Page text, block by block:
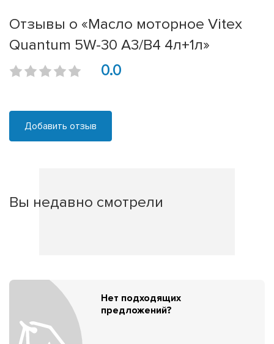
Отзывы о «Масло моторное Vitex
Quantum 5W-30 A3/B4 4л+1л»
0.0
Добавить отзыв
Вы недавно смотрели
Нет подходящих
предложений?